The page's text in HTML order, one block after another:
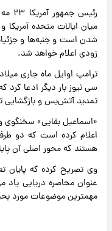
میان ایالات متحده آمریکا
شدن است و جنبه‌ها و
زودی اعلام خواهد شد.
ترامپ اوایل ماه جاری
سی نیوز بار دیگر ادعا کرد
تمدید آتش‌بس و بازگشایی
«اسماعیل بقایی» سخنگوی
اعلام کرده است که دو
هستند که محور اصلی آن
وی تصریح کرده که پایان
عنوان محاصره دریایی یاد
مهمترین موضوعات مورد